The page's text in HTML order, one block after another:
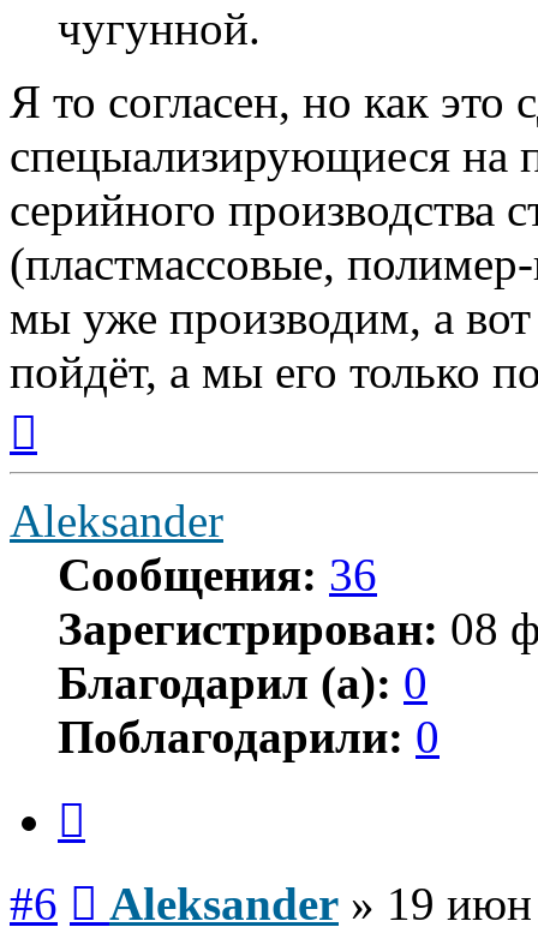
чугунной.
Я то согласен, но как это
спецыализирующиеся на
серийного производства
(пластмассовые,
мы уже производим, а вот
пойдёт, а мы его только
началу
Aleksander
Сообщения: 36
Зарегистрирован: 08
Благодарил (а): 0
Поблагодарили: 0
#6 Aleksander » 19